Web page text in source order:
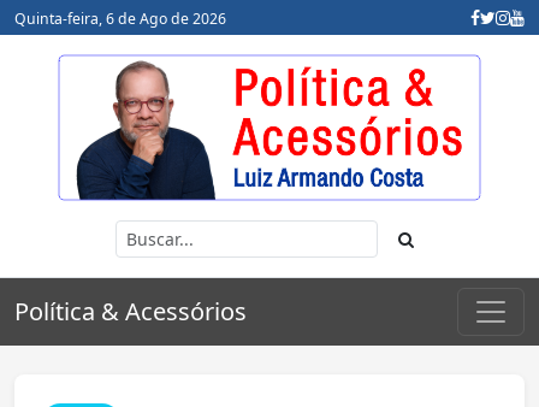
Quinta-feira, 6 de Ago de 2026
Política & Acessórios